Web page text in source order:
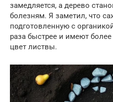
замедляется, а дерево
болезням. Я заметил, что
подготовленную с
раза быстрее и имеют
цвет листвы.